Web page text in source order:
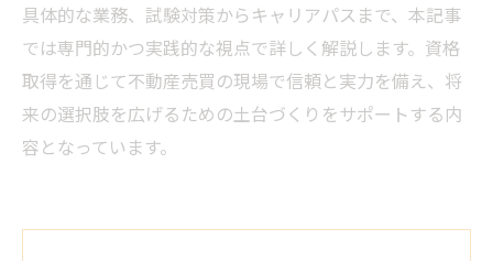
具体的な業務、試験対策からキャリアパスまで、本記事
では専門的かつ実践的な視点で詳しく解説します。資格
取得を通じて不動産売買の現場で信頼と実力を備え、将
来の選択肢を広げるための土台づくりをサポートする内
容となっています。